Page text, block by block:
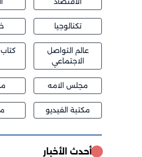
عالم التواصل
الاجتماعي
كتاب كويت نيوز
مجلس الامه
مكتبة الفيديو
أحدث الأخبار